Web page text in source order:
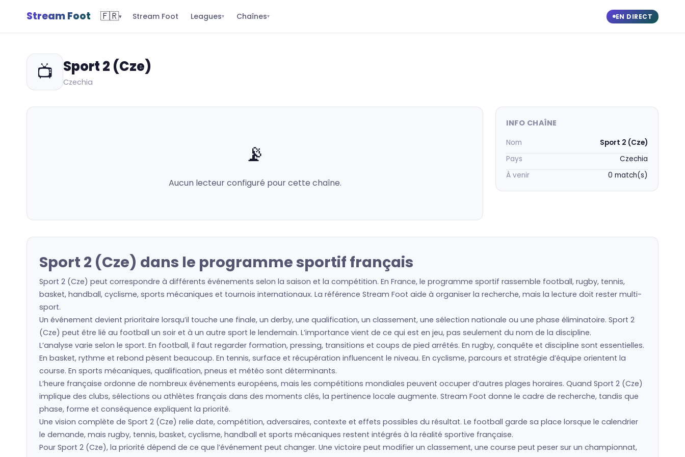
Stream Foot 🇫🇷▾ Stream Foot Leagues▾ Chaînes▾ EN DIRECT
📺 Sport 2 (Cze)
Czechia
📡
Aucun lecteur configuré pour cette chaîne.
INFO CHAÎNE
Nom
Sport 2 (Cze)
Pays
Czechia
À venir
0 match(s)
Sport 2 (Cze) dans le programme sportif français
Sport 2 (Cze) peut correspondre à différents événements selon la saison et la compétition. En France, le programme sportif rassemble football, rugby, tennis,
basket, handball, cyclisme, sports mécaniques et tournois internationaux. La référence Stream Foot aide à organiser la recherche, mais la lecture doit rester multi-
sport.
Un événement devient prioritaire lorsqu’il touche une finale, un derby, une qualification, un classement, une sélection nationale ou une phase éliminatoire. Sport 2
(Cze) peut être lié au football un soir et à un autre sport le lendemain. L’importance vient de ce qui est en jeu, pas seulement du nom de la discipline.
L’analyse varie selon le sport. En football, il faut regarder formation, pressing, transitions et coups de pied arrêtés. En rugby, conquête et discipline sont essentielles.
En basket, rythme et rebond pèsent beaucoup. En tennis, surface et récupération influencent le niveau. En cyclisme, parcours et stratégie d’équipe orientent la
course. En sports mécaniques, qualification, pneus et météo sont déterminants.
L’heure française ordonne de nombreux événements européens, mais les compétitions mondiales peuvent occuper d’autres plages horaires. Quand Sport 2 (Cze)
implique des clubs, sélections ou athlètes français dans des moments clés, la pertinence locale augmente. Stream Foot donne le cadre de recherche, tandis que
phase, forme et conséquence expliquent la priorité.
Une vision complète de Sport 2 (Cze) relie date, compétition, adversaires, contexte et effets possibles du résultat. Le football garde sa place lorsque le calendrier
le demande, mais rugby, tennis, basket, cyclisme, handball et sports mécaniques restent intégrés à la réalité sportive française.
Pour Sport 2 (Cze), la priorité dépend de ce que l’événement peut changer. Une victoire peut modifier un classement, une course peut peser sur un championnat,